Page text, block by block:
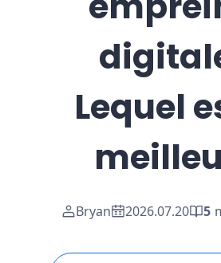
Lequel
Bryan 2026.07.20 5